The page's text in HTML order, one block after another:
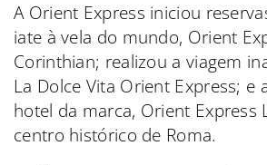
A Orient Express iniciou
iate à vela do mundo, Orient
Corinthian; realizou a viagem
La Dolce Vita Orient Express; e
hotel da marca, Orient Express
centro histórico de Roma.